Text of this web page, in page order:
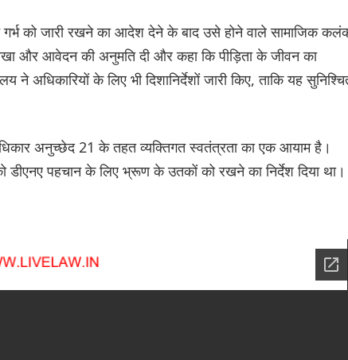
को जारी रखने का आदेश देने के बाद उसे होने वाले सामाजिक
और आवेदन की अनुमति दी और कहा कि पीड़िता के जीवन का
के लिए भी दिशानिर्देशों जारी किए, ताकि यह
अनुच्छेद 21 के तहत व्यक्तिगत स्वतंत्रता का एक आयाम है।
डीएनए पहचान के लिए भ्रूण के उतकों को रखने का निर्देश दिया था।